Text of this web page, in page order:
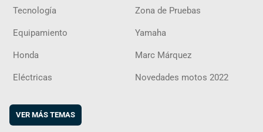
Tecnología Zona de Pruebas
Equipamiento Yamaha
Honda Marc Márquez
Eléctricas Novedades motos 2022
VER MÁS TEMAS